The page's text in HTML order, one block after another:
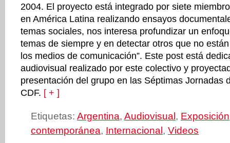
2004. El proyecto está integrado por siete
en América Latina realizando ensayos
temas sociales, nos interesa profundizar un
temas de siempre y en detectar otros que no
los medios de comunicación”. Este post está
audiovisual realizado por este colectivo y
presentación del grupo en las Séptimas Jornadas
CDF. [ + ]
Etiquetas: Argentina, Audiovisual , Exposición
contemporánea, Internacional , Videos